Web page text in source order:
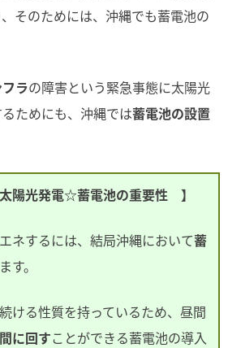
そのためには、沖縄でも蓄電池の
ラの障害という緊急事態に太陽光
ためにも、沖縄では蓄電池の設置
陽光発電☆蓄電池の重要性 】
するには、結局沖縄において蓄
す。
る性質を持っているため、昼間
に回すことができる蓄電池の導入